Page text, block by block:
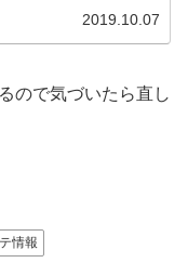
2019.10.07
ので気づいたら直し
情報